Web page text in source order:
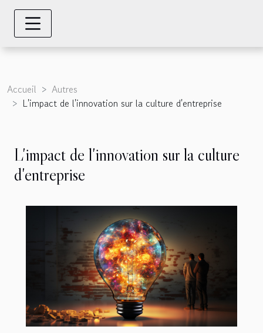
Accueil
Autres
L'impact de l'innovation sur la culture d'entreprise
L'impact de l'innovation sur la culture
d'entreprise